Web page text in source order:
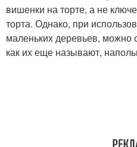
вишенки на торте, а не
торта. Однако, при
маленьких деревьев, можно
как их еще называют,